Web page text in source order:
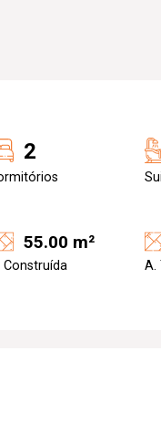
2
55.00 m²
Construída A.